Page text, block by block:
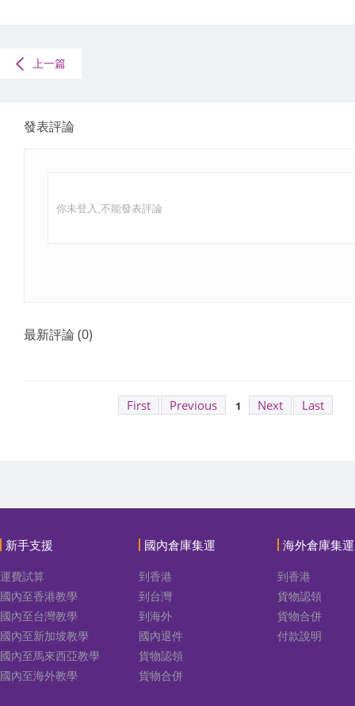
上一篇
發表評論
最新評論 (0)
First Previous 1 Next Last
新手支援
運費試算
國內至香港教學
國內至台灣教學
國內至新加坡教學
國內至馬來西亞教學
國內至海外教學
國內倉庫集運
到香港
到台灣
到海外
國內退件
貨物認領
貨物合併
海外倉庫集運
到香港
貨物認領
貨物合併
付款說明